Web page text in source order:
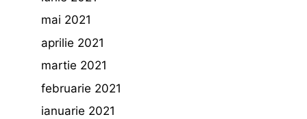
mai 2021
aprilie 2021
martie 2021
februarie 2021
ianuarie 2021